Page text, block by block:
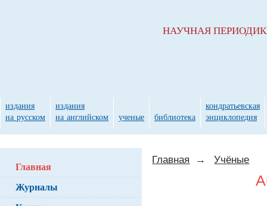
Главная → Учёные
Главная
Журналы
НАУЧНАЯ
издания
на русском
издания
на английском
ученые библиотека
кондратьевская
энциклопедия